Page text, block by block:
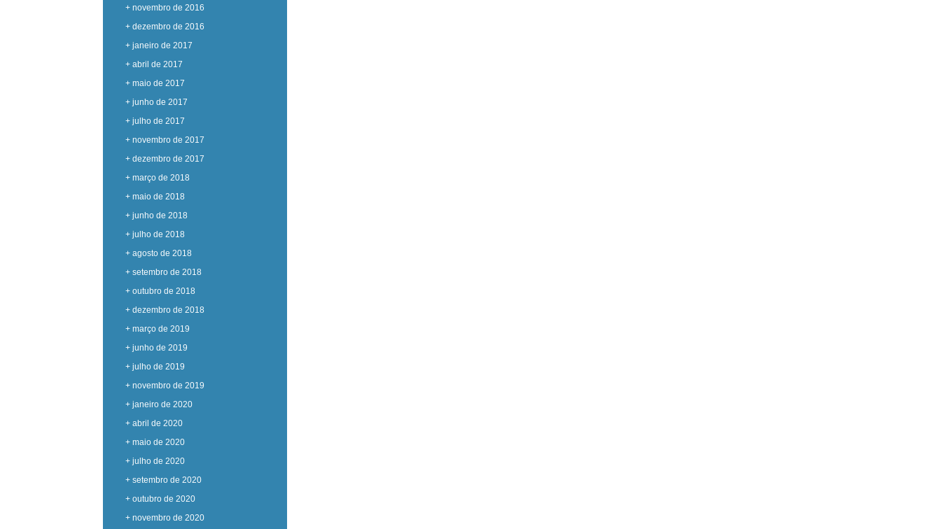
+ novembro de 2016
+ dezembro de 2016
+ janeiro de 2017
+ abril de 2017
+ maio de 2017
+ junho de 2017
+ julho de 2017
+ novembro de 2017
+ dezembro de 2017
+ março de 2018
+ maio de 2018
+ junho de 2018
+ julho de 2018
+ agosto de 2018
+ setembro de 2018
+ outubro de 2018
+ dezembro de 2018
+ março de 2019
+ junho de 2019
+ julho de 2019
+ novembro de 2019
+ janeiro de 2020
+ abril de 2020
+ maio de 2020
+ julho de 2020
+ setembro de 2020
+ outubro de 2020
+ novembro de 2020